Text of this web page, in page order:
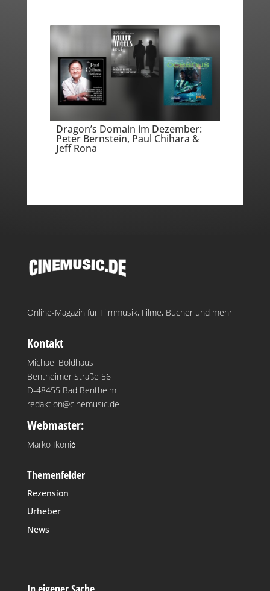
Dragon’s Domain im Dezember:
Peter Bernstein, Paul Chihara &
Jeff Rona
Online-Magazin für Filmmusik, Filme, Bücher und mehr
Kontakt
Michael Boldhaus
Bentheimer Straße 56
D-48455 Bad Bentheim
redaktion@cinemusic.de
Webmaster:
Marko Ikonić
Themenfelder
Rezension
Urheber
News